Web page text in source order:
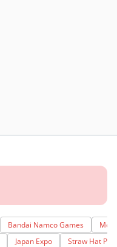
Bandai Namco Games
Japan Expo Straw Hat